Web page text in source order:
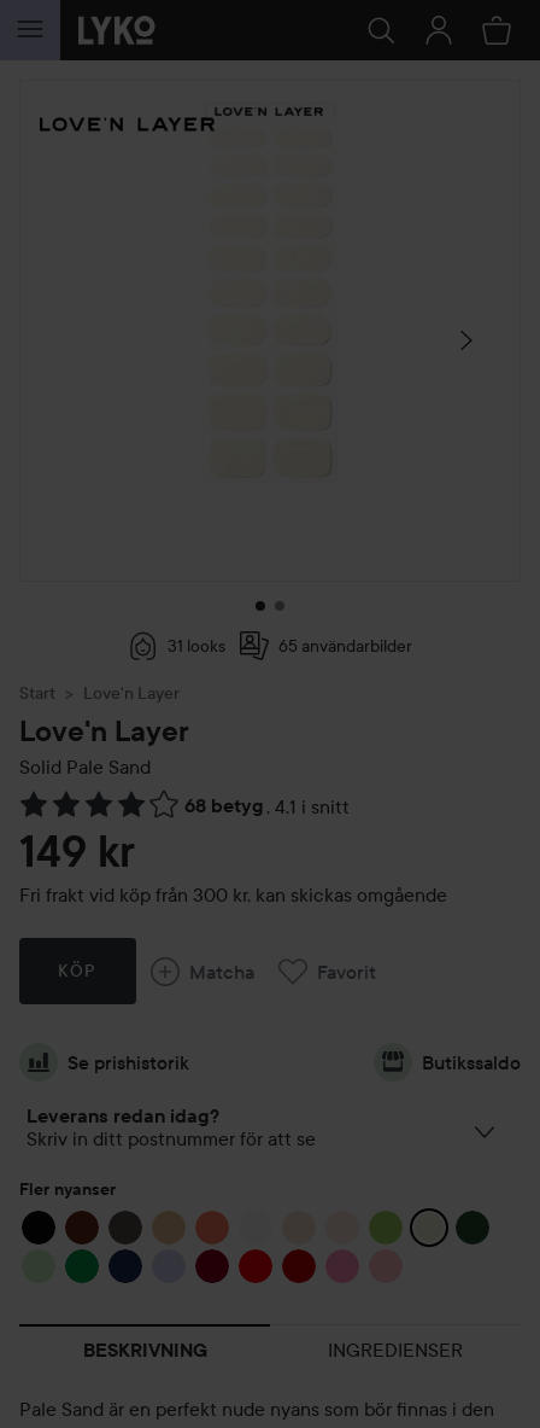
HOPPA TILL INNEHÅLLET
HOPPA ÖVER SEKTIONEN
31 looks 65 användarbilder
Start Love'n Layer
Love'n Layer
Solid Pale Sand
68 betyg , 4.1 i snitt
Hoppa till Betyg & kommentarer
149 kr
Fri frakt vid köp från 300 kr, kan skickas omgående
KÖP Matcha Favorit
Se prishistorik Butikssaldo
Leverans redan idag?
Skriv in ditt postnummer för att se
Fler nyanser
BESKRIVNING INGREDIENSER
Pale Sand är en perfekt nude nyans som bör finnas i den